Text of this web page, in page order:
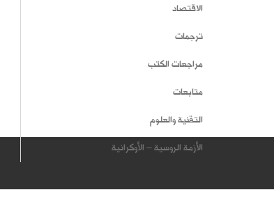
الاقتصاد
ترجمات
مراجعات الكتب
متابعات
التقنية والعلوم
الأزمة الروسية – الأوكرانية